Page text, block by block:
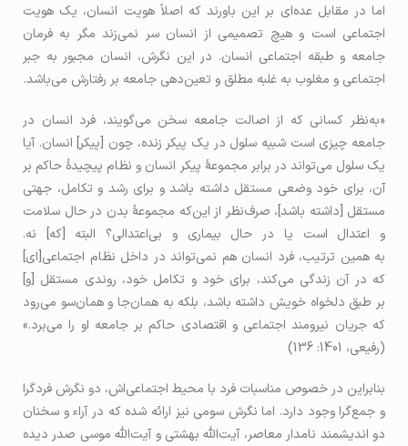
اما در مقابل عده‌­ای بر این باورند که اصلاً هویت انسان، یک هویت
اجتماعی است و هیچ تصمیمی از انسان سر نمی­‌زند مگر به فرمان
جامعه و طبقه­ اجتماعی انسان. در این نگرش، انسان مجبور به جبر
اجتماعی و مغلوب به غلبه­ مطلق و تعین­‌دهی جامعه بر رفتارش می­‌باشد.
«به‌نظر کسانی ‌که از اصالت جامعه سخن می‌گویند، فرد انسان در
جامعه چیزی است شبیه سلول در یک پیکر زنده، چون [پیکر] انسان. آیا
یک سلول می‌تواند در برابر مجموعۀ پیکر انسان و نظام پیچیدۀ حاکم بر
آن، برای خود وضعی مستقل داشته باشد و برای رشد و تکامل، جهتی
مستقل [داشته باشد]، صرف‌نظر از این‌که مجموعۀ بدن در حال سلامت
و اعتدال است یا در حال بیماری و بی‌اعتدالی؟ البته [که] نه.
به همین ترتیب، فرد انسان هم نمی‌تواند در داخل نظام اجتماعی[ای]
که در آن زندگی می‌کند، برای خود و تکامل خود، روندی مستقل [و]
بر طبق دلخواه خویش داشته باشد، بلکه به همان‌جا و همان‌سو می‌رود
که جریان نیرومند اجتماعی و اقتصادی حاکم بر جامعه او را می‌برد.»
(رفیعی، 1401: 136)
بنابراین در خصوص مناسبات فرد با محیط اجتماعی­‌اش، دو نگرش فردگرا
و جمع­‌گرا وجود دارد. اما نگرش سومی نیز ارائه شده که در آراء و سخنان
دو اندیشمند نامدار معاصر، آيت‌الله بهشتی و آیت‌الله موسی صدر دیده